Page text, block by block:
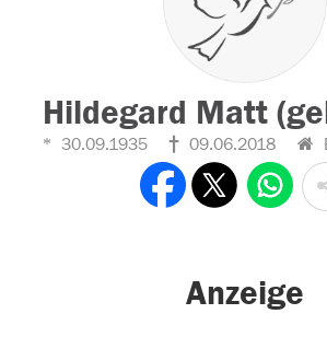
Hildegard Matt
30.09.1935 09.06.2018
Anzeige